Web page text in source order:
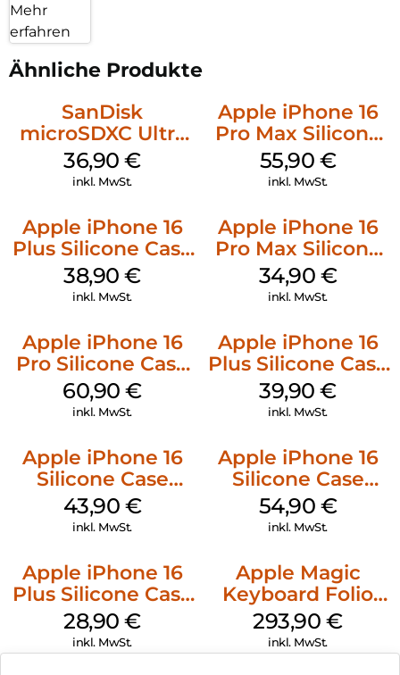
Mehr
erfahren
Ähnliche Produkte
SanDisk
microSDXC Ultra
128 GB + Adapter
Mobile
36,90€
inkl. MwSt.
Apple iPhone 16
Pro Max Silicone
Case MagSafe
Stone Gray
55,90 €
inkl. MwSt.
Apple iPhone 16
Plus Silicone Case
MagSafe Denim
38,90€
inkl. MwSt.
Apple iPhone 16
Pro Max Silicone
Case MagSafe
Denim
34,90 €
inkl. MwSt.
Apple iPhone 16
Pro Silicone Case
MagSafe Stone
Gray
60,90€
inkl. MwSt.
Apple iPhone 16
Plus Silicone Case
MagSafe Plum
39,90€
inkl. MwSt.
Apple iPhone 16
Silicone Case
MagSafe Plum
43,90 €
inkl. MwSt.
Apple iPhone 16
Silicone Case
MagSafe Black
54,90 €
inkl. MwSt.
Apple iPhone 16
Plus Silicone Case
MagSafe Black
28,90€
inkl. MwSt.
Apple Magic
Keyboard Folio
iPad 10.9″ (10.Gen.)
Weiß
293,90€
inkl. MwSt.